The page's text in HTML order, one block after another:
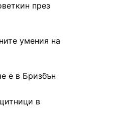
през
умения на
е в Бризбън
в